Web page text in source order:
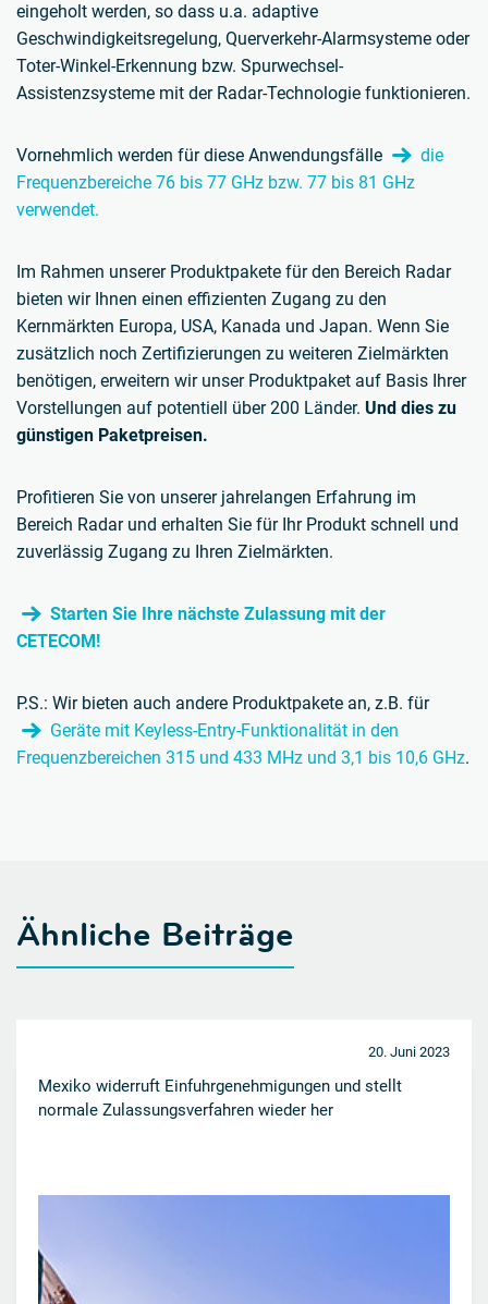
eingeholt werden, so dass u.a. adaptive
Geschwindigkeitsregelung, Querverkehr-Alarmsysteme oder
Toter-Winkel-Erkennung bzw. Spurwechsel-
Assistenzsysteme mit der Radar-Technologie funktionieren.
Vornehmlich werden für diese Anwendungsfälle
die
Frequenzbereiche 76 bis 77 GHz bzw. 77 bis 81 GHz
verwendet.
Im Rahmen unserer Produktpakete für den Bereich Radar
bieten wir Ihnen einen effizienten Zugang zu den
Kernmärkten Europa, USA, Kanada und Japan. Wenn Sie
zusätzlich noch Zertifizierungen zu weiteren Zielmärkten
benötigen, erweitern wir unser Produktpaket auf Basis Ihrer
Vorstellungen auf potentiell über 200 Länder. Und dies zu
günstigen Paketpreisen.
Profitieren Sie von unserer jahrelangen Erfahrung im
Bereich Radar und erhalten Sie für Ihr Produkt schnell und
zuverlässig Zugang zu Ihren Zielmärkten.
Starten Sie Ihre nächste Zulassung mit der
CETECOM!
P.S.: Wir bieten auch andere Produktpakete an, z.B. für
Geräte mit Keyless-Entry-Funktionalität in den
Frequenzbereichen 315 und 433 MHz und 3,1 bis 10,6 GHz.
Ähnliche Beiträge
20. Juni 2023
Mexiko widerruft Einfuhrgenehmigungen und stellt
normale Zulassungsverfahren wieder her